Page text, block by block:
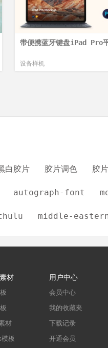
带便携蓝牙键盘iPad Pro
设备样机
白胶片 胶片调色 胶
autograph-font
middle-
材
材
板
用户中心
会员中心
我的收藏夹
下载记录
开通会员